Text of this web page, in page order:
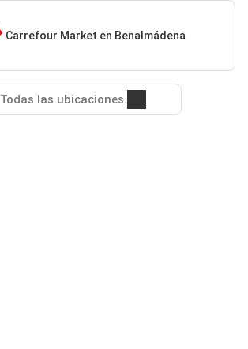
Carrefour Market en Benalmádena
Todas las ubicaciones